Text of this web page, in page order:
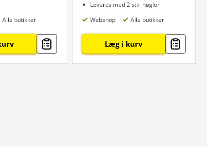
Alle butikker
Leveres med 2 stk. nøgler
Webshop
Alle butikker
Læg i kurv